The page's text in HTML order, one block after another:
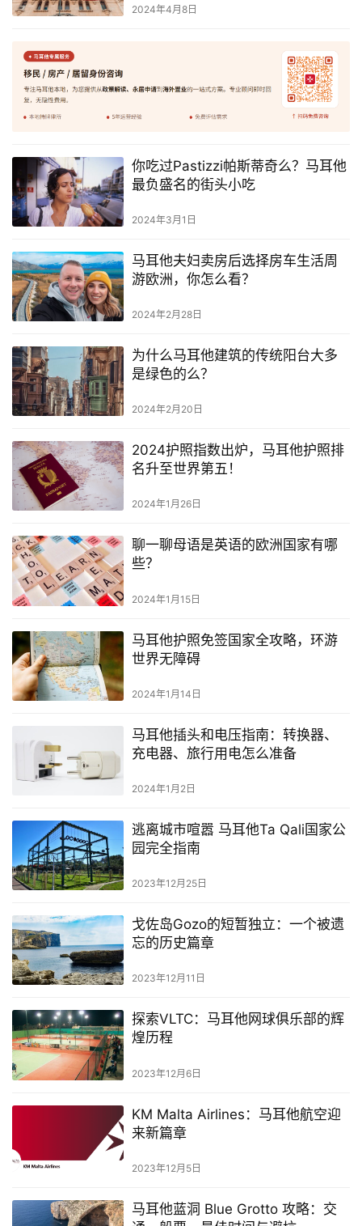
首
页
旅
游
攻
生
活
指
马
耳
他
移
民
留
教
育
航
2024年4月8日
你吃过Pastizzi帕斯蒂奇么？马耳他
最负盛名的街头小吃
2024年3月1日
马耳他夫妇卖房后选择房车生活周
游欧洲，你怎么看？
2024年2月28日
为什么马耳他建筑的传统阳台大多
是绿色的么？
2024年2月20日
2024护照指数出炉，马耳他护照排
名升至世界第五！
2024年1月26日
聊一聊母语是英语的欧洲国家有哪
些？
2024年1月15日
马耳他护照免签国家全攻略，环游
世界无障碍
2024年1月14日
马耳他插头和电压指南：转换器、
充电器、旅行用电怎么准备
2024年1月2日
逃离城市喧嚣 马耳他Ta Qali国家公
园完全指南
2023年12月25日
戈佐岛Gozo的短暂独立：一个被遗
忘的历史篇章
2023年12月11日
探索VLTC：马耳他网球俱乐部的辉
煌历程
2023年12月6日
KM Malta Airlines：马耳他航空迎
来新篇章
2023年12月5日
马耳他蓝洞 Blue Grotto 攻略：交